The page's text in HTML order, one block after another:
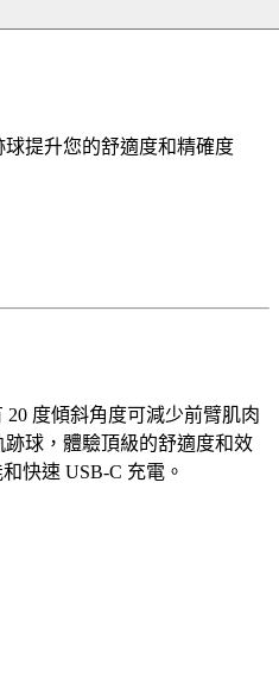
提升您的舒適度和精確度
度傾斜角度可減少前臂肌肉
跡球，體驗頂級的舒適度和效
快速 USB-C 充電。